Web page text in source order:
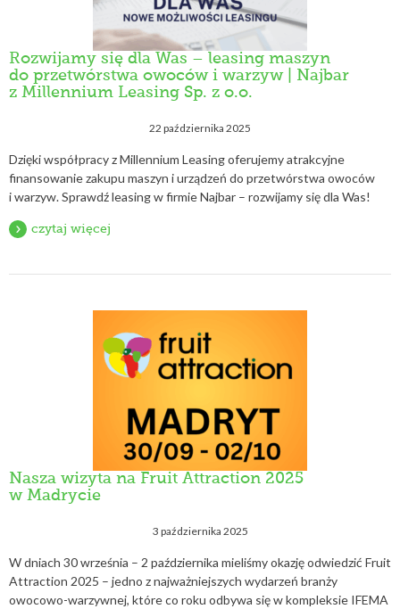
Rozwijamy się dla Was – leasing maszyn
do przetwórstwa owoców i warzyw | Najbar
z Millennium Leasing Sp. z o.o.
22 października 2025
Dzięki współpracy z Millennium Leasing oferujemy atrakcyjne
finansowanie zakupu maszyn i urządzeń do przetwórstwa owoców
i warzyw. Sprawdź leasing w firmie Najbar – rozwijamy się dla Was!
czytaj więcej
Nasza wizyta na Fruit Attraction 2025
w Madrycie
3 października 2025
W dniach 30 września – 2 października mieliśmy okazję odwiedzić Fruit
Attraction 2025 – jedno z najważniejszych wydarzeń branży
owocowo-warzywnej, które co roku odbywa się w kompleksie IFEMA